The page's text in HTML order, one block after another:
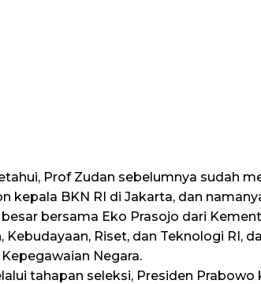
Prof Zudan sebelumnya sudah
kepala BKN RI di Jakarta, dan
bersama Eko Prasojo dari
Kebudayaan, Riset, dan Teknologi RI,
Negara.
tahapan seleksi, Presiden Prabowo